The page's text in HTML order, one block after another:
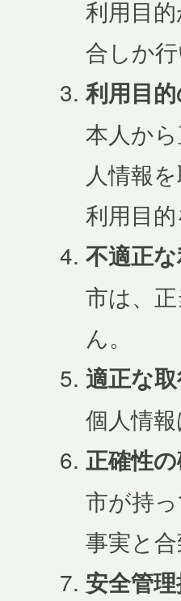
利用目
合しか行
利用目
本人か
人情報
利用目
不適正
市は、
ん。
適正な
個人情
正確性
市が持
事実と
安全管